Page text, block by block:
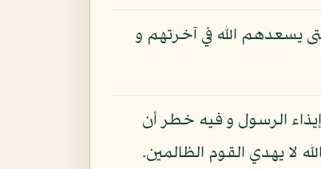
يسعدهم الله في آخرتهم و
الرسول و فيه خطر أن
لا يهدي القوم الظالمين.